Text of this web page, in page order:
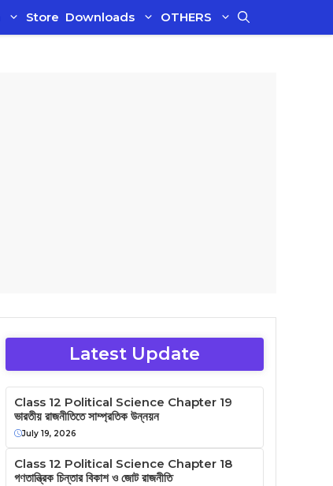
Store Downloads OTHERS
Latest Update
Class 12 Political Science Chapter 19
ভারতীয় রাজনীতিতে সাম্প্রতিক উন্নয়ন
July 19, 2026
Class 12 Political Science Chapter 18
গণতান্ত্রিক চিন্তার বিকাশ ও জোট রাজনীতি